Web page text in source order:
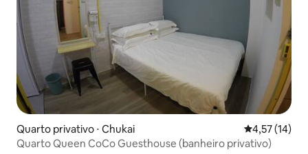
Quarto privativo ⋅ Chukai 4,57 de uma
4,57 (14)
Quarto Queen CoCo Guesthouse (banheiro privativo)